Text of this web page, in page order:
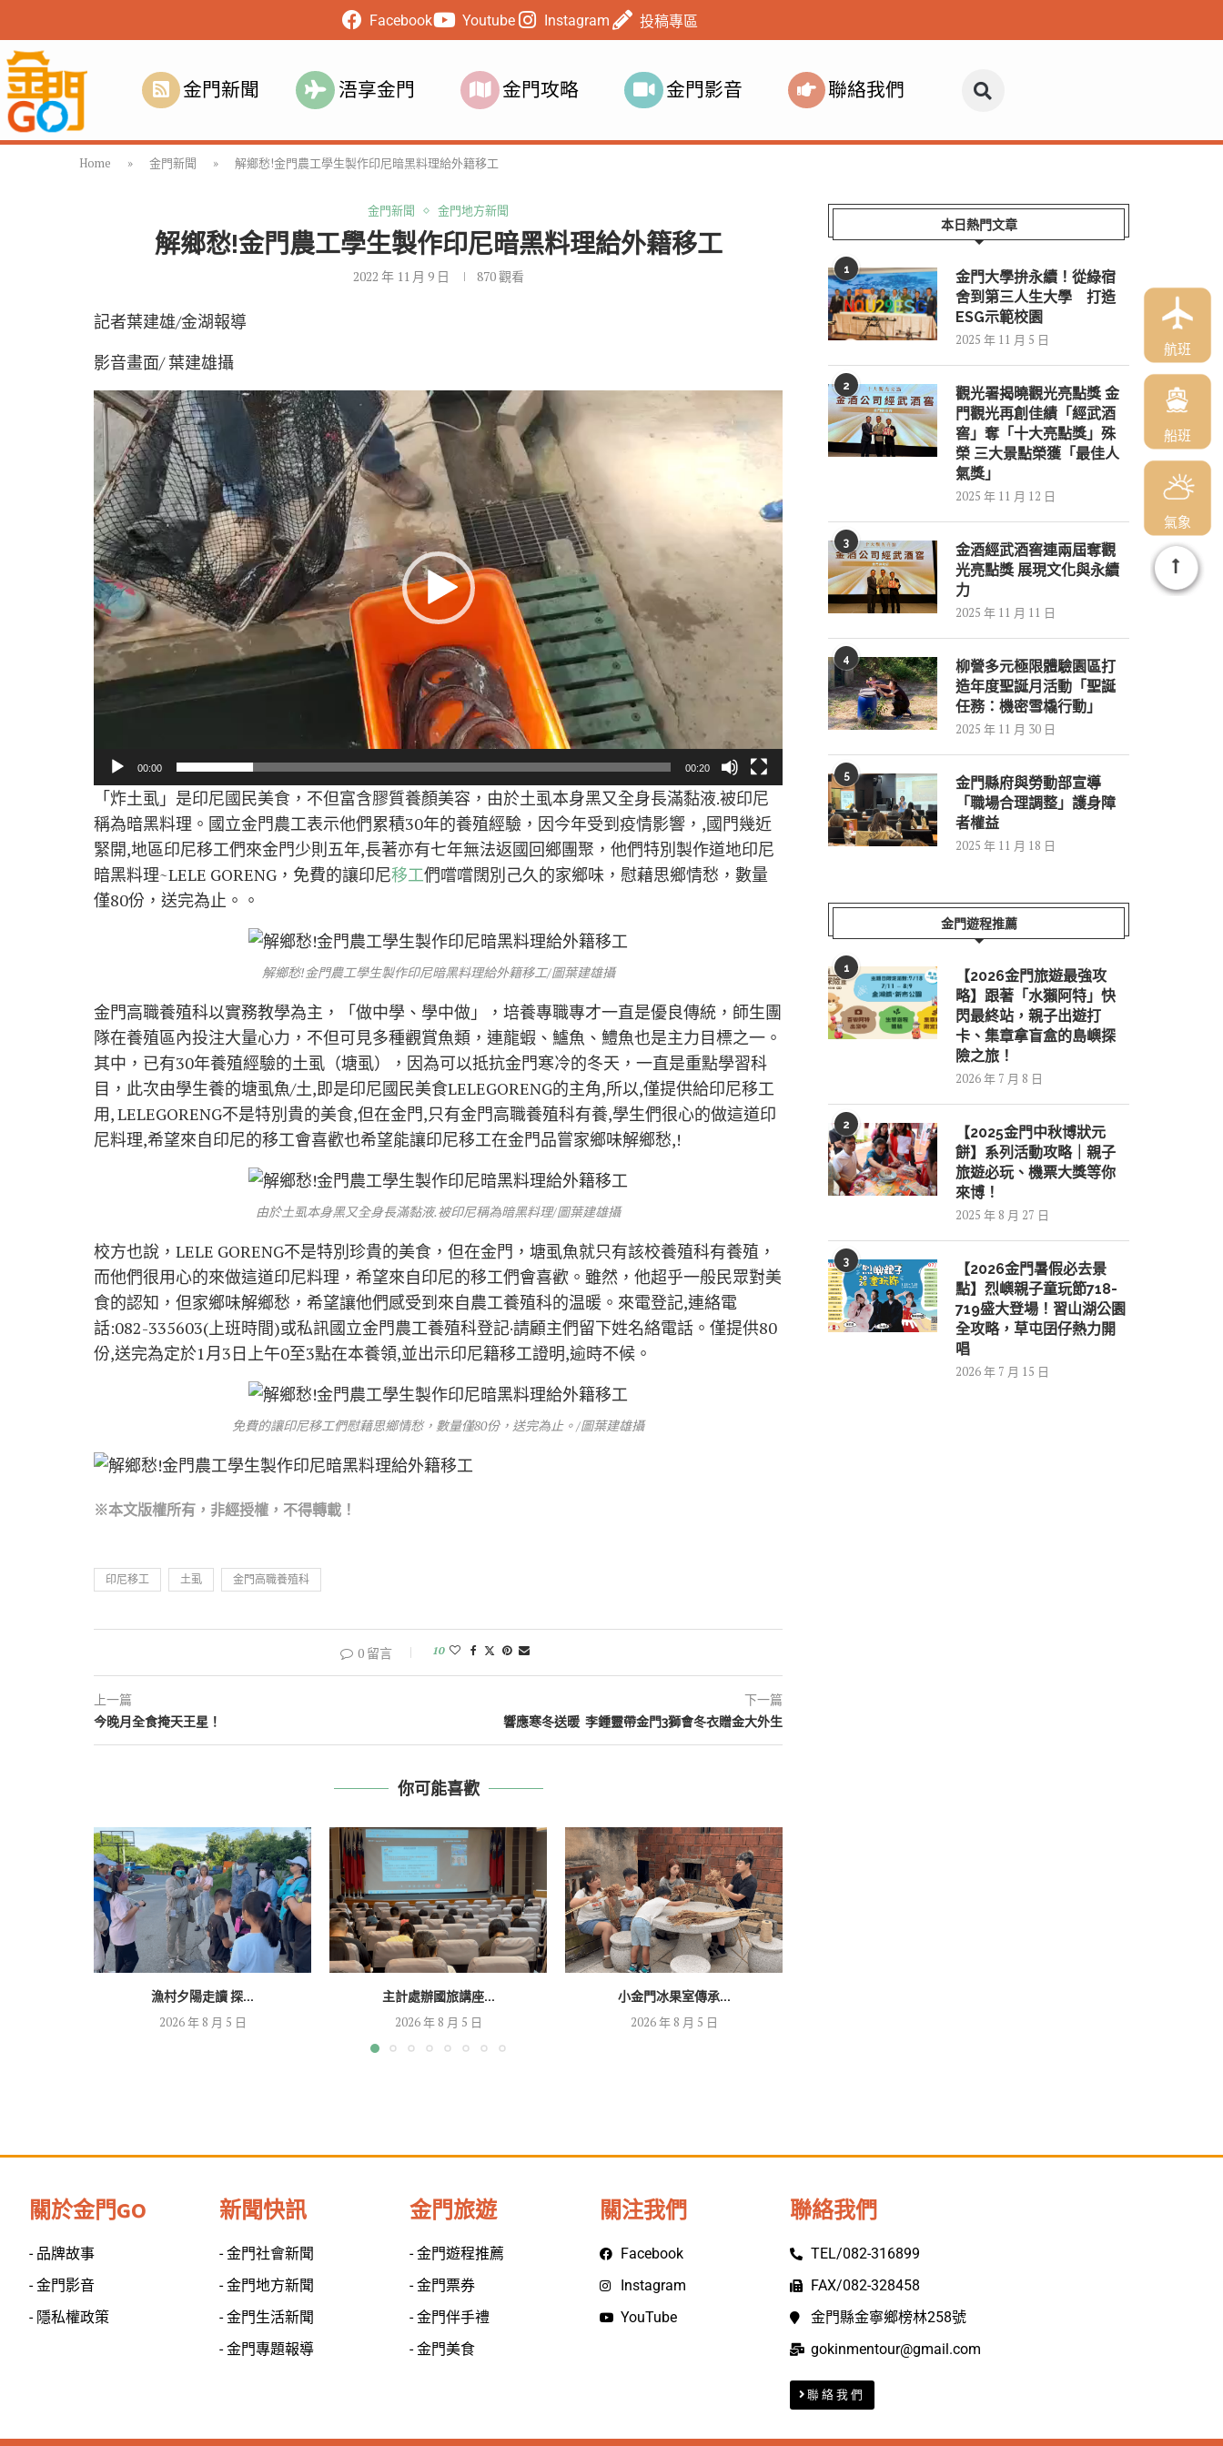
Facebook Youtube Instagram 投稿專區
金門新聞 浯享金門 金門攻略 金門影音 聯絡我們
Home » 金門新聞 » 解鄉愁!金門農工學生製作印尼暗黑料理給外籍移工
金門新聞 金門地方新聞
解鄉愁!金門農工學生製作印尼暗黑料理給外籍移工
2022 年 11 月 9 日 870觀看
記者葉建雄/金湖報導
影音畫面/ 葉建雄攝
視
訊
播
放
器
00:00 00:20
「炸土虱」是印尼國民美食，不但富含膠質養顏美容，由於土虱本身黑又全身長滿黏液.被印尼
稱為暗黑料理。國立金門農工表示他們累積30年的養殖經驗，因今年受到疫情影響，,國門幾近
緊開,地區印尼移工們來金門少則五年,長著亦有七年無法返國回鄉團聚，他們特別製作道地印尼
暗黑料理~LELE GORENG，免費的讓印尼移工們嚐嚐闊別己久的家鄉味，慰藉思鄉情愁，數量
僅80份，送完為止。。
解鄉愁!金門農工學生製作印尼暗黑料理給外籍移工/圖葉建雄攝
金門高職養殖科以實務教學為主，「做中學、學中做」，培養專職專才一直是優良傳統，師生團
隊在養殖區內投注大量心力，不但可見多種觀賞魚類，連龍蝦、鱸魚、鱧魚也是主力目標之一。
其中，已有30年養殖經驗的土虱（塘虱），因為可以抵抗金門寒冷的冬天，一直是重點學習科
目，此次由學生養的塘虱魚/土,即是印尼國民美食LELEGORENG的主角,所以,僅提供給印尼移工
用, LELEGORENG不是特別貴的美食,但在金門,只有金門高職養殖科有養,學生們很心的做這道印
尼料理,希望來自印尼的移工會喜歡也希望能讓印尼移工在金門品嘗家鄉味解鄉愁,!
由於土虱本身黑又全身長滿黏液.被印尼稱為暗黑料理/圖葉建雄攝
校方也說，LELE GORENG不是特別珍貴的美食，但在金門，塘虱魚就只有該校養殖科有養殖，
而他們很用心的來做這道印尼料理，希望來自印尼的移工們會喜歡。雖然，他超乎一般民眾對美
食的認知，但家鄉味解鄉愁，希望讓他們感受到來自農工養殖科的温暖。來電登記,連絡電
話:082-335603(上班時間)或私訊國立金門農工養殖科登記·請顧主們留下姓名絡電話。僅提供80
份,送完為定於1月3日上午0至3點在本養領,並出示印尼籍移工證明,逾時不候。
免費的讓印尼移工們慰藉思鄉情愁，數量僅80份，送完為止。/圖葉建雄攝
※本文版權所有，非經授權，不得轉載！
印尼移工 土虱 金門高職養殖科
0 留言 10
上一篇
今晚月全食掩天王星！
下一篇
響應寒冬送暖 李鍾靈帶金門3獅會冬衣贈金大外生
你可能喜歡
漁村夕陽走讀 探...
2026 年 8 月 5 日
主計處辦國旅講座...
2026 年 8 月 5 日
小金門冰果室傳承...
2026 年 8 月 5 日
本日熱門文章
1
金門大學拚永續！從綠宿
舍到第三人生大學 打造
ESG示範校園
2025 年 11 月 5 日
2
觀光署揭曉觀光亮點獎 金
門觀光再創佳績「經武酒
窖」奪「十大亮點獎」殊
榮 三大景點榮獲「最佳人
氣獎」
2025 年 11 月 12 日
3
金酒經武酒窖連兩屆奪觀
光亮點獎 展現文化與永續
力
2025 年 11 月 11 日
4
柳營多元極限體驗園區打
造年度聖誕月活動「聖誕
任務：機密雪橇行動」
2025 年 11 月 30 日
5
金門縣府與勞動部宣導
「職場合理調整」護身障
者權益
2025 年 11 月 18 日
金門遊程推薦
1
【2026金門旅遊最強攻
略】跟著「水獺阿特」快
閃最終站，親子出遊打
卡、集章拿盲盒的島嶼探
險之旅！
2026 年 7 月 8 日
2
【2025金門中秋博狀元
餅】系列活動攻略｜親子
旅遊必玩、機票大獎等你
來博！
2025 年 8 月 27 日
3
【2026金門暑假必去景
點】烈嶼親子童玩節718-
719盛大登場！習山湖公園
全攻略，草屯囝仔熱力開
唱
2026 年 7 月 15 日
關於金門GO
- 品牌故事
- 金門影音
- 隱私權政策
新聞快訊
- 金門社會新聞
- 金門地方新聞
- 金門生活新聞
- 金門專題報導
金門旅遊
- 金門遊程推薦
- 金門票券
- 金門伴手禮
- 金門美食
關注我們
Facebook
Instagram
YouTube
聯絡我們
TEL/082-316899
FAX/082-328458
金門縣金寧鄉榜林258號
gokinmentour@gmail.com
聯絡我們
航班
船班
氣象